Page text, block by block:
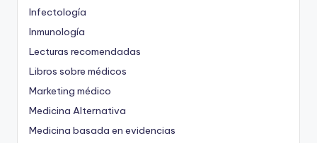
Infectología
Inmunología
Lecturas recomendadas
Libros sobre médicos
Marketing médico
Medicina Alternativa
Medicina basada en evidencias